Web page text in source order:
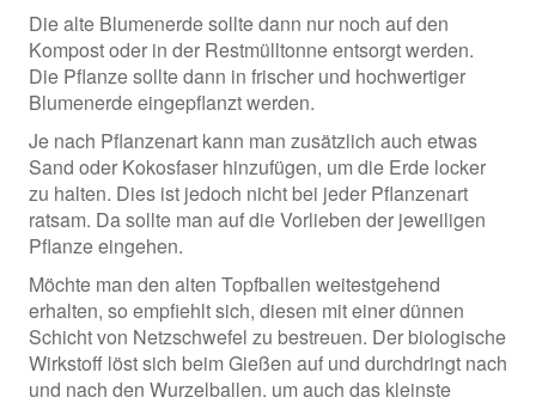
Die alte Blumenerde sollte dann nur noch auf den
Kompost oder in der Restmülltonne entsorgt werden.
Die Pflanze sollte dann in frischer und hochwertiger
Blumenerde eingepflanzt werden.
Je nach Pflanzenart kann man zusätzlich auch etwas
Sand oder Kokosfaser hinzufügen, um die Erde locker
zu halten. Dies ist jedoch nicht bei jeder Pflanzenart
ratsam. Da sollte man auf die Vorlieben der jeweiligen
Pflanze eingehen.
Möchte man den alten Topfballen weitestgehend
erhalten, so empfiehlt sich, diesen mit einer dünnen
Schicht von Netzschwefel zu bestreuen. Der biologische
Wirkstoff löst sich beim Gießen auf und durchdringt nach
und nach den Wurzelballen, um auch das kleinste